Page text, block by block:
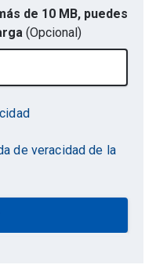
de 10 MB, puedes
(Opcional)
de veracidad de la